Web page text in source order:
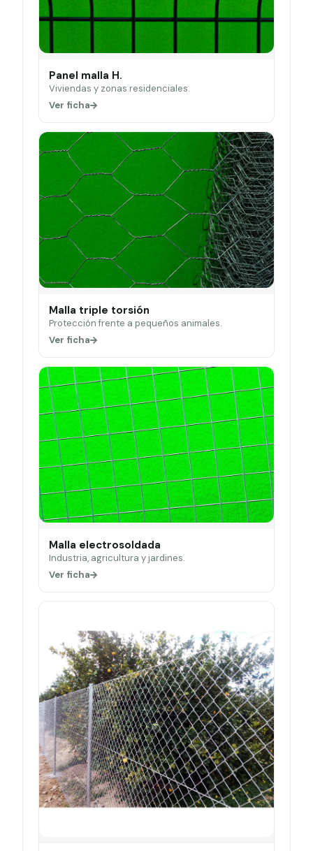
Panel malla H.
Viviendas y zonas residenciales.
Ver ficha
Malla triple torsión
Protección frente a pequeños animales.
Ver ficha
Malla electrosoldada
Industria, agricultura y jardines.
Ver ficha